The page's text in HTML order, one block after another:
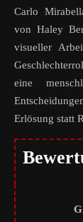
Carlo
von Haley
visueller
eine
Erlösung statt